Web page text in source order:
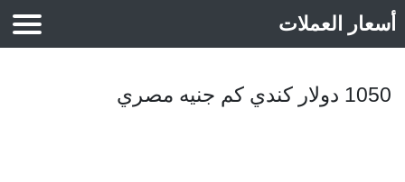
أسعار العملات
1050 دولار كندي كم جنيه مصري